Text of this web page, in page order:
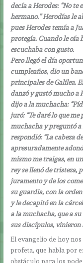
decía a Herodes: “No
hermano.” Herodías le
pues Herodes temía a
protegía. Cuando le oía
escuchaba con gusto.
Pero llegó el día
cumpleaños, dio un
principales de Galilea.
danzó y gustó mucho a
dijo a la muchacha:
juró: “Te daré lo que
muchacha y preguntó a
respondió: “La cabeza
apresuradamente
mismo me traigas, en
rey se llenó de tristeza,
juramento y de los
su guardia, con la
y le decapitó en la
a la muchacha, que a
sus discípulos, vinieron
El evangelio de hoy
profeta, que habla por
obstáculo para los